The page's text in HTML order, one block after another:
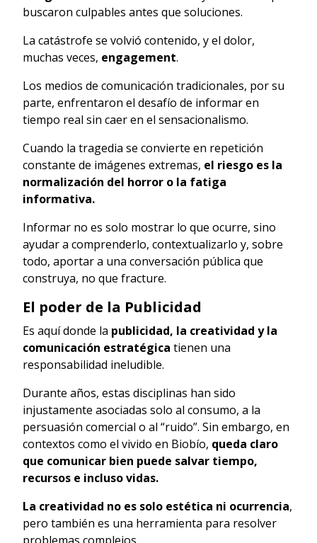
buscaron culpables antes que soluciones.
La catástrofe se volvió contenido, y el dolor,
muchas veces, engagement.
Los medios de comunicación tradicionales, por su
parte, enfrentaron el desafío de informar en
tiempo real sin caer en el sensacionalismo.
Cuando la tragedia se convierte en repetición
constante de imágenes extremas, el riesgo es la
normalización del horror o la fatiga
informativa.
Informar no es solo mostrar lo que ocurre, sino
ayudar a comprenderlo, contextualizarlo y, sobre
todo, aportar a una conversación pública que
construya, no que fracture.
El poder de la Publicidad
Es aquí donde la publicidad, la creatividad y la
comunicación estratégica tienen una
responsabilidad ineludible.
Durante años, estas disciplinas han sido
injustamente asociadas solo al consumo, a la
persuasión comercial o al “ruido”. Sin embargo, en
contextos como el vivido en Biobío, queda claro
que comunicar bien puede salvar tiempo,
recursos e incluso vidas.
La creatividad no es solo estética ni ocurrencia,
pero también es una herramienta para resolver